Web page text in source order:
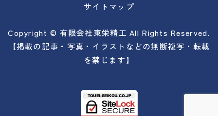
サイトマップ
Copyright © 有限会社東栄精工 All Rights Reserved.
【掲載の記事・写真・イラストなどの無断複写・転載
を禁じます】